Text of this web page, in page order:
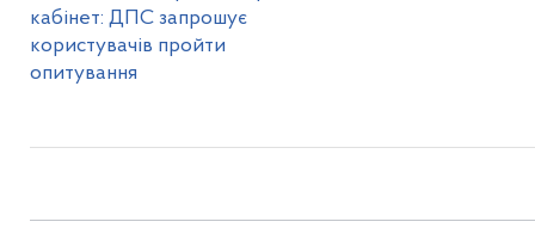
кабінет: ДПС запрошує
користувачів пройти
опитування